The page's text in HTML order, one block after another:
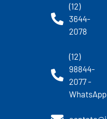
(12)
3644-
2078
(12)
98844-
2077 -
WhatsApp